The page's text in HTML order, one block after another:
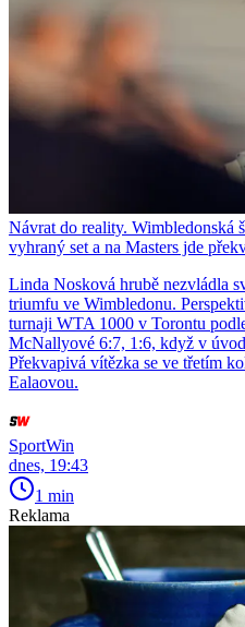
Návrat do reality. Wimbledonská
vyhraný set a na Masters jde
Linda Nosková hrubě nezvládla
triumfu ve Wimbledonu.
turnaji WTA 1000 v Torontu
McNallyové 6:7, 1:6, když v
Překvapivá vítězka se ve třetím
Ealaovou.
SportWin
dnes, 19:43
1 min
Reklama